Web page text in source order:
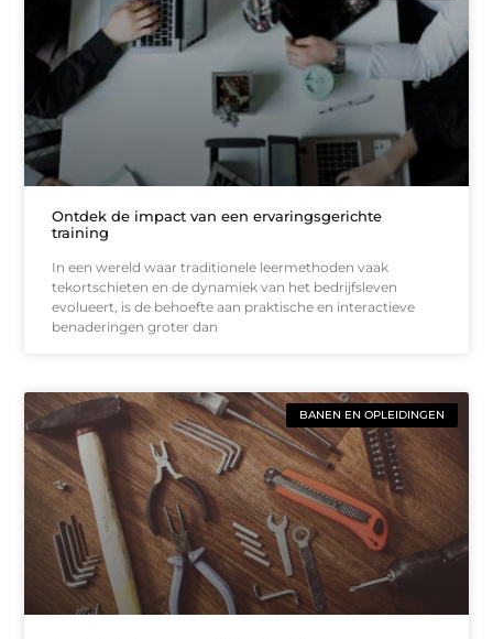
Ontdek de impact van een ervaringsgerichte
training
In een wereld waar traditionele leermethoden vaak
tekortschieten en de dynamiek van het bedrijfsleven
evolueert, is de behoefte aan praktische en interactieve
benaderingen groter dan
BANEN EN OPLEIDINGEN